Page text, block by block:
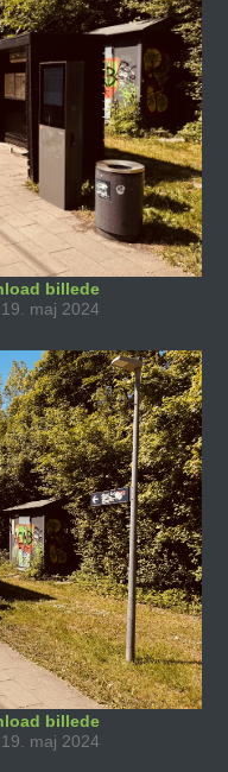
billede
maj 2024
billede
maj 2024